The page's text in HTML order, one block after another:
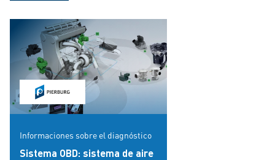
Informaciones sobre el diagnóstico
Sistema OBD: sistema de aire